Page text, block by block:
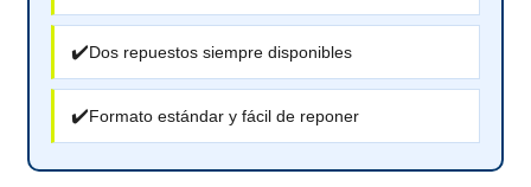
✔️Dos repuestos siempre disponibles
✔️Formato estándar y fácil de reponer